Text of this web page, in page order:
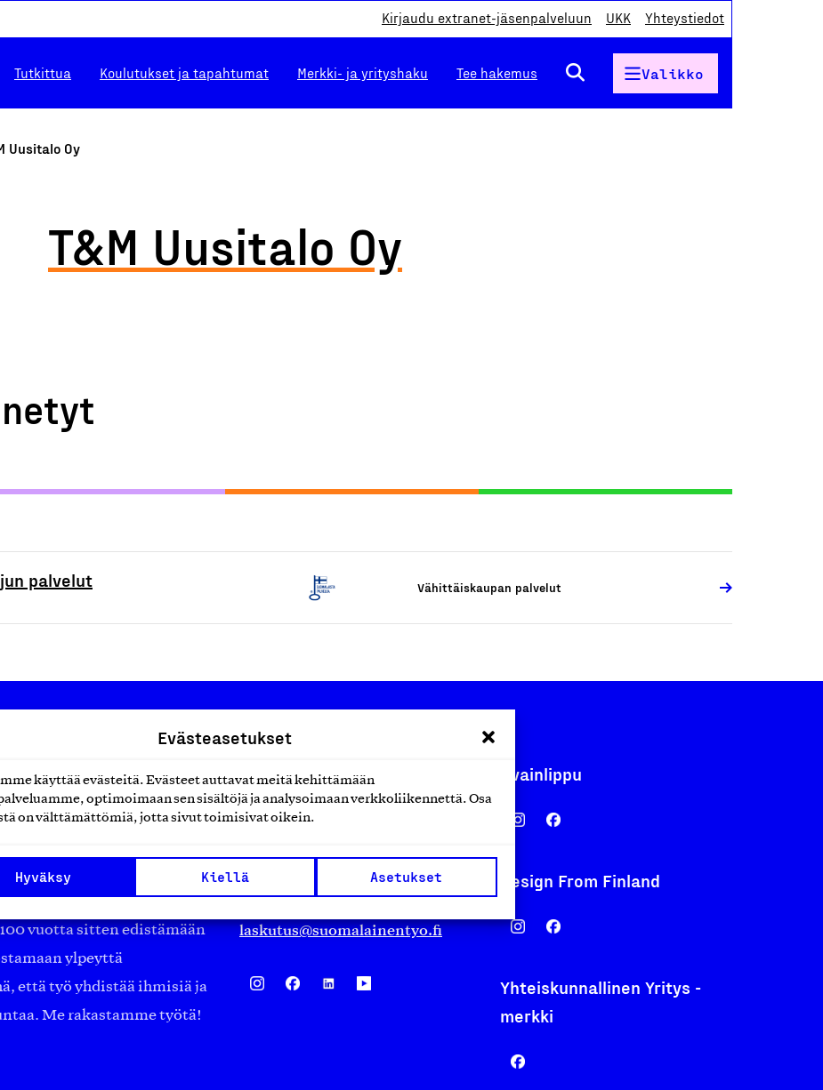
Evästeasetukset
käyttää evästeitä. Evästeet auttavat meitä kehittämään
optimoimaan sen sisältöjä ja analysoimaan verkkoliikennettä. Osa
on välttämättömiä, jotta sivut toimisivat oikein.
Hyväksy Kiellä Asetukset
Kirjaudu extranet-jäsenpalveluun UKK Yhteystiedot
Tutkittua Koulutukset ja tapahtumat Merkki- ja yrityshaku Tee hakemus Valikko
Uusitalo Oy
T&M Uusitalo Oy
palvelut Vähittäiskaupan palvelut
työmarkkinajärjestöistä
suomalaisen
kansainvälisiin
vuotta sitten edistämään
ylpeyttä
että työ yhdistää ihmisiä ja
Me rakastamme työtä!
Suomalainen työ ry
Eteläranta 14,
Finland
asiakaspalvelu@suomalainentyo.fi
laskutus@suomalainentyo.fi
Avainlippu
Design From Finland
Yhteiskunnallinen Yritys -
merkki